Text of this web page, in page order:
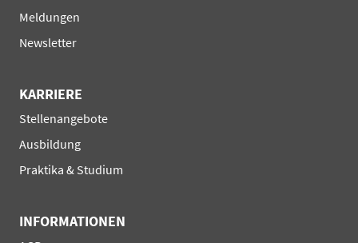
Meldungen
Newsletter
KARRIERE
Navigation
überspringen
Stellenangebote
Ausbildung
Praktika & Studium
INFORMATIONEN